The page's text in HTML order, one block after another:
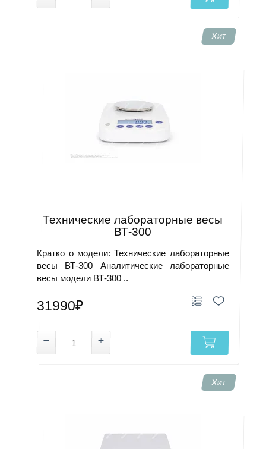
Хит
Технические лабораторные весы
ВТ-300
Кратко о модели: Технические лабораторные
весы ВТ-300 Аналитические лабораторные
весы модели ВТ-300 ..
31990₽
Хит